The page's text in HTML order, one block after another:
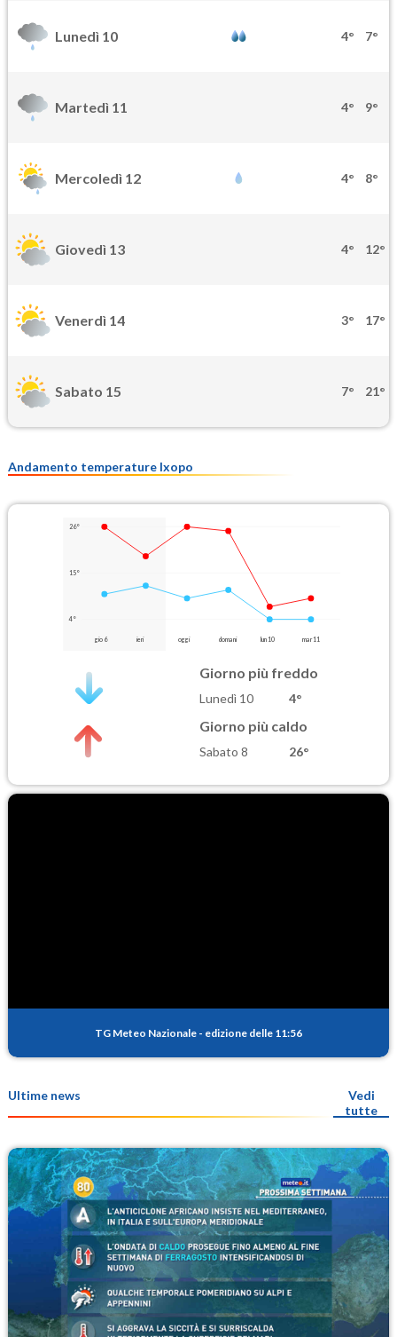
Lunedì 10 4° 7°
Martedì 11 4° 9°
Mercoledì 12 4° 8°
Giovedì 13 4° 12°
Venerdì 14 3° 17°
Sabato 15 7° 21°
Andamento temperature Ixopo
26°
15°
4°
gio 6 ieri oggi domani lun 10 mar 11
Giorno più freddo
Lunedì 10 4°
Giorno più caldo
Sabato 8 26°
TG Meteo Nazionale - edizione delle 11:56
Ultime news
Vedi
tutte